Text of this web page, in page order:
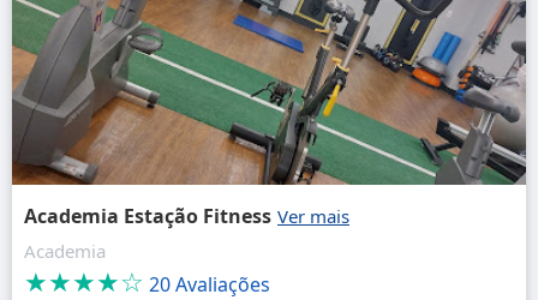
Academia Estação Fitness
Academia
★★★★☆ 20 Avaliações